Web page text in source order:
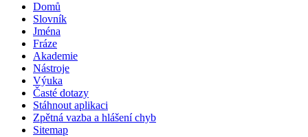
Domů
Slovník
Jména
Fráze
Akademie
Nástroje
Výuka
Časté dotazy
Stáhnout aplikaci
Zpětná vazba a hlášení chyb
Sitemap